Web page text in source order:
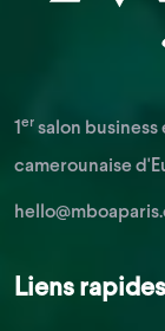
1 er salon
camerounaise
Liens rapides